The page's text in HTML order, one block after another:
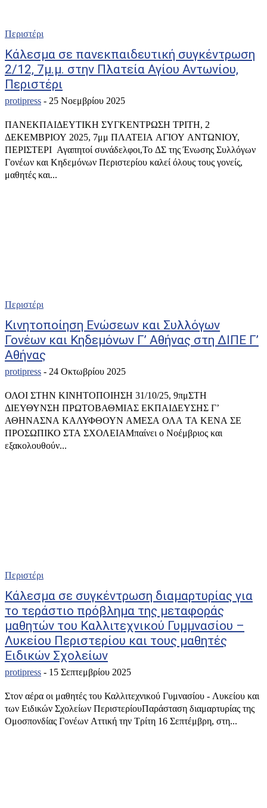
Περιστέρι
Κάλεσμα σε πανεκπαιδευτική συγκέντρωση
2/12, 7μ.μ. στην Πλατεία Αγίου Αντωνίου,
Περιστέρι
protipress - 25 Νοεμβρίου 2025
ΠΑΝΕΚΠΑΙΔΕΥΤΙΚΗ ΣΥΓΚΕΝΤΡΩΣΗ ΤΡΙΤΗ, 2
ΔΕΚΕΜΒΡΙΟΥ 2025, 7μμ ΠΛΑΤΕΙΑ ΑΓΙΟΥ ΑΝΤΩΝΙΟΥ,
ΠΕΡΙΣΤΕΡΙ Αγαπητοί συνάδελφοι,Το ΔΣ της Ένωσης Συλλόγων
Γονέων και Κηδεμόνων Περιστερίου καλεί όλους τους γονείς,
μαθητές και...
Περιστέρι
Κινητοποίηση Ενώσεων και Συλλόγων
Γονέων και Κηδεμόνων Γ’ Αθήνας στη ΔΙΠΕ Γ’
Αθήνας
protipress - 24 Οκτωβρίου 2025
ΟΛΟΙ ΣΤΗΝ ΚΙΝΗΤΟΠΟΙΗΣΗ 31/10/25, 9πμΣΤΗ
ΔΙΕΥΘΥΝΣΗ ΠΡΩΤΟΒΑΘΜΙΑΣ ΕΚΠΑΙΔΕΥΣΗΣ Γ’
ΑΘΗΝΑΣΝΑ ΚΑΛΥΦΘΟΥΝ ΑΜΕΣΑ ΟΛΑ ΤΑ ΚΕΝΑ ΣΕ
ΠΡΟΣΩΠΙΚΟ ΣΤΑ ΣΧΟΛΕΙΑΜπαίνει ο Νοέμβριος και
εξακολουθούν...
Περιστέρι
Κάλεσμα σε συγκέντρωση διαμαρτυρίας για
το τεράστιο πρόβλημα της μεταφοράς
μαθητών του Καλλιτεχνικού Γυμμνασίου –
Λυκείου Περιστερίου και τους μαθητές
Ειδικών Σχολείων
protipress - 15 Σεπτεμβρίου 2025
Στον αέρα οι μαθητές του Καλλιτεχνικού Γυμνασίου - Λυκείου και
των Ειδικών Σχολείων ΠεριστερίουΠαράσταση διαμαρτυρίας της
Ομοσπονδίας Γονέων Αττική την Τρίτη 16 Σεπτέμβρη, στη...